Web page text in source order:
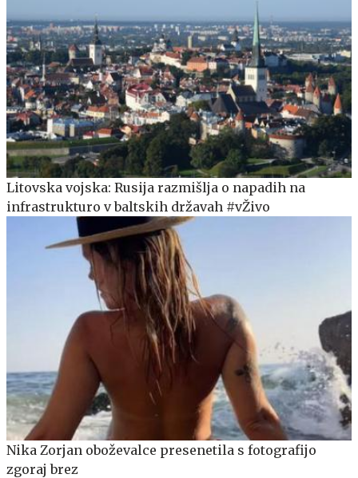
Litovska vojska: Rusija razmišlja o napadih na
infrastrukturo v baltskih državah #vŽivo
Nika Zorjan oboževalce presenetila s fotografijo
zgoraj brez